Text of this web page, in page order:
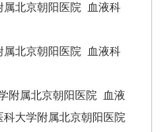
属北京朝阳医院 血液科
属北京朝阳医院 血液科
附属北京朝阳医院 血液
大学附属北京朝阳医院